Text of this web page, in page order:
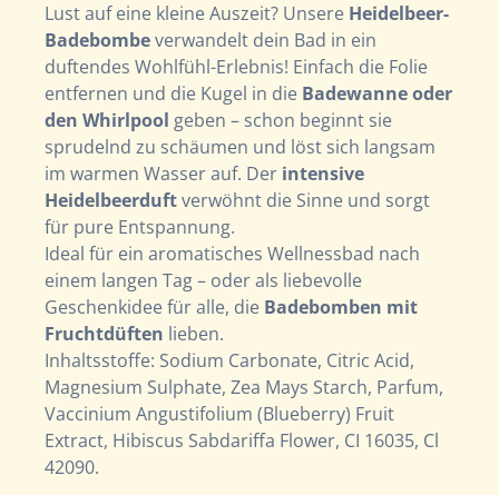
Lust auf eine kleine Auszeit? Unsere Heidelbeer-
Badebombeverwandelt dein Bad in ein
duftendes Wohlfühl-Erlebnis! Einfach die Folie
entfernen und die Kugel in die Badewanne oder
den Whirlpool geben – schon beginnt sie
sprudelnd zu schäumen und löst sich langsam
im warmen Wasser auf. Der intensive
Heidelbeerduftverwöhnt die Sinne und sorgt
für pure Entspannung.
Ideal für ein aromatisches Wellnessbad nach
einem langen Tag – oder als liebevolle
Geschenkidee für alle, die Badebomben mit
Fruchtdüften lieben.
Inhaltsstoffe: Sodium Carbonate, Citric Acid,
Magnesium Sulphate, Zea Mays Starch, Parfum,
Vaccinium Angustifolium (Blueberry) Fruit
Extract, Hibiscus Sabdariffa Flower, CI 16035, Cl
42090.